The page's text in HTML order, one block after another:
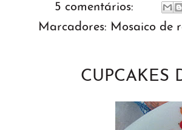
5 comentários:
Marcadores: Mosaico de
CUPCAKES